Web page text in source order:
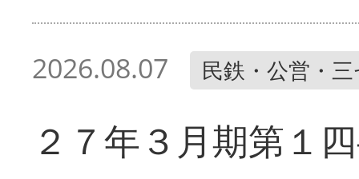
2026.08.07 民鉄・公営・
２７年３月期第１